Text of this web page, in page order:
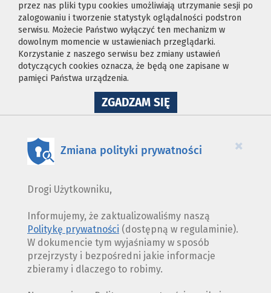
przez nas pliki typu cookies umożliwiają utrzymanie sesji po
zalogowaniu i tworzenie statystyk oglądalności podstron
serwisu. Możecie Państwo wyłączyć ten mechanizm w
dowolnym momencie w ustawieniach przeglądarki.
Korzystanie z naszego serwisu bez zmiany ustawień
dotyczących cookies oznacza, że będą one zapisane w
pamięci Państwa urządzenia.
ZGADZAM SIĘNA
WYKORZYSTANIE
×
Zmiana polityki prywatności
Drogi Użytkowniku,
Informujemy, że zaktualizowaliśmy naszą
Politykę prywatności (dostępną w regulaminie).
W dokumencie tym wyjaśniamy w sposób
przejrzysty i bezpośredni jakie informacje
zbieramy i dlaczego to robimy.